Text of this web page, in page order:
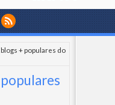
+ populares do